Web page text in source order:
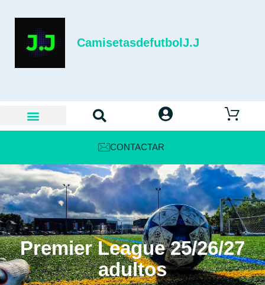
CamisetasdefutbolJ.J
CONTACTAR
Premier League 25/26/27
adultos